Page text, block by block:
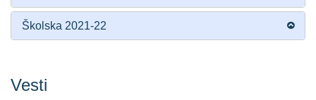
Školska 2021-22
Vesti